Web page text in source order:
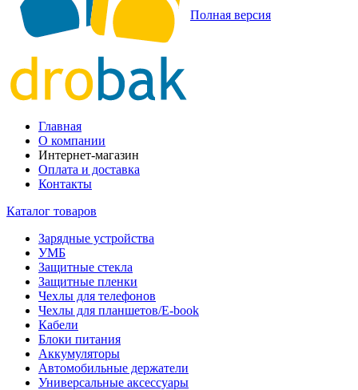
Полная версия
Главная
О компании
Интернет-магазин
Оплата и доставка
Контакты
Каталог товаров
Зарядные устройства
УМБ
Защитные стекла
Защитные пленки
Чехлы для телефонов
Чехлы для планшетов/E-book
Кабели
Блоки питания
Аккумуляторы
Автомобильные держатели
Универсальные аксессуары